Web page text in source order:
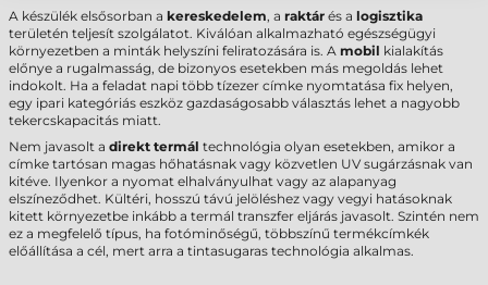
A készülék elsősorban a kereskedelem, a raktár és a logisztika
területén teljesít szolgálatot. Kiválóan alkalmazható egészségügyi
környezetben a minták helyszíni feliratozására is. A mobil kialakítás
előnye a rugalmasság, de bizonyos esetekben más megoldás lehet
indokolt. Ha a feladat napi több tízezer címke nyomtatása fix helyen,
egy ipari kategóriás eszköz gazdaságosabb választás lehet a nagyobb
tekercskapacitás miatt.
Nem javasolt a direkt termál technológia olyan esetekben, amikor a
címke tartósan magas hőhatásnak vagy közvetlen UV sugárzásnak van
kitéve. Ilyenkor a nyomat elhalványulhat vagy az alapanyag
elszíneződhet. Kültéri, hosszú távú jelöléshez vagy vegyi hatásoknak
kitett környezetbe inkább a termál transzfer eljárás javasolt. Szintén nem
ez a megfelelő típus, ha fotóminőségű, többszínű termékcímkék
előállítása a cél, mert arra a tintasugaras technológia alkalmas.